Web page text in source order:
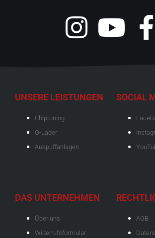
UNSERE LEISTUNGEN
Chiptuning
G-Lader
Auspuffanlagen
SOCIAL
DAS UNTERNEHMEN
Über uns
Widerrufsformular
AGB